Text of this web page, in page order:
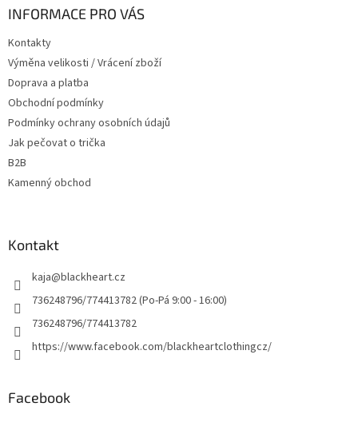
INFORMACE PRO VÁS
Kontakty
Výměna velikosti / Vrácení zboží
Doprava a platba
Obchodní podmínky
Podmínky ochrany osobních údajů
Jak pečovat o trička
B2B
Kamenný obchod
Kontakt
kaja@blackheart.cz
736248796/774413782 (Po-Pá 9:00 - 16:00)
736248796/774413782
https://www.facebook.com/blackheartclothingcz/
Facebook